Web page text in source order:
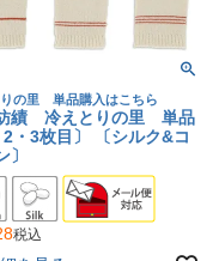
の里 単品購入はこちら
績 冷えとりの里 単品
2・3枚目〕 〔シルク&コ
〕
税込